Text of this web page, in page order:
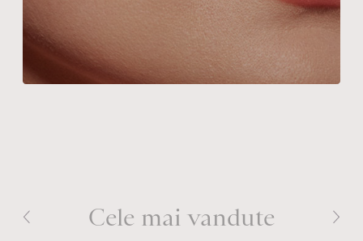
Cele mai vandute